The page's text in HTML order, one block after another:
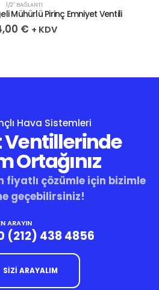
1/2″ BAĞLANTI
Mühürlü Pirinç Emniyet Ventili
€ + KDV
Hava Sistemleri
Ventillerinde
Ortağınız
fiyatlı çözümle için bizimle
geçebilirsiniz!
ARAYIN
(212) 438 4856
SİZİ ARAYALIM